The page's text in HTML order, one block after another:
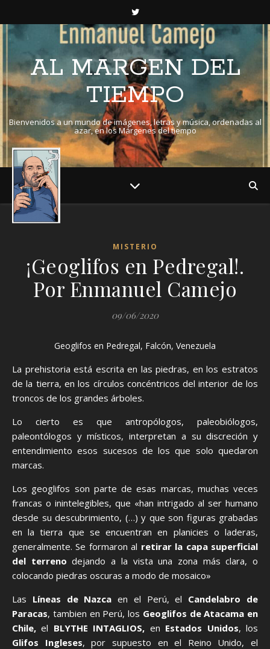
AL MARGEN DEL
TIEMPO
Bienvenidos a un mundo de imágenes, letras y música, ordenadas al
azar, en los Márgenes del tiempo
MISTERIO
¡Geoglifos en Pedregal!.
Por Enmanuel Camejo
09/06/2020
Geoglifos en Pedregal, Falcón, Venezuela
La prehistoria está escrita en las piedras, en los estratos
de la tierra, en los círculos concéntricos del interior de los
troncos de los grandes árboles.
Lo cierto es que antropólogos, paleobiólogos,
paleontólogos y místicos, interpretan a su discreción y
entendimiento esos sucesos de los que solo quedaron
marcas.
Los geoglifos son parte de esas marcas, muchas veces
francas o inintelegibles, que «han intrigado al ser humano
desde su descubrimiento, (…) y que son figuras grabadas
en la tierra que se encuentran en planicies o laderas,
generalmente. Se formaron al retirar la capa superficial
del terrenodejando a la vista una zona más clara, o
colocando piedras oscuras a modo de mosaico»
Las Líneas de Nazca en el Perú, el Candelabro de
Paracas, tambien en Perú, los Geoglifos de Atacama en
Chile,el BLYTHE INTAGLIOS, en Estados Unidos, los
Glifos Ingleses, por supuesto en el Reino Unido, el